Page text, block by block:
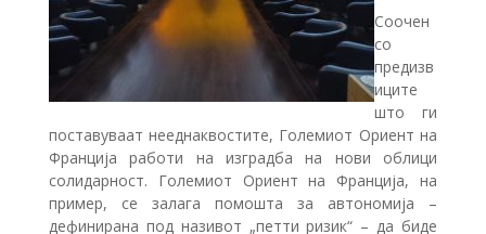
Соочен
со
предизв
иците
што ги
поставуваат нееднаквостите, Големиот Ориент на
Франција работи на изградба на нови облици
солидарност. Големиот Ориент на Франција, на
пример, се залага помошта за автономија –
дефинирана под називот „петти ризик“ – да биде